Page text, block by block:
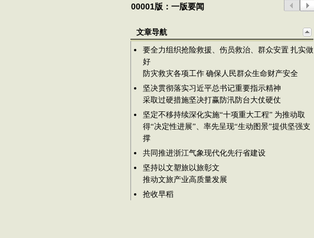
00001版：一版要闻
文章导航
要全力组织抢险救援、伤员救治、群众安置 扎实做
好
防灾救灾各项工作 确保人民群众生命财产安全
坚决贯彻落实习近平总书记重要指示精神
采取过硬措施坚决打赢防汛防台大仗硬仗
坚定不移持续深化实施“十项重大工程” 为推动取
得“决定性进展”、率先呈现“生动图景”提供坚强支
撑
共同推进浙江气象现代化先行省建设
坚持以文塑旅以旅彰文
推动文旅产业高质量发展
抢收早稻